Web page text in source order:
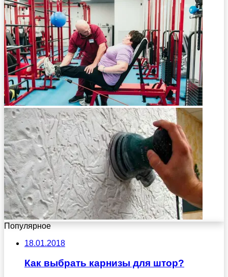
Популярное
18.01.2018
Как выбрать карнизы для штор?